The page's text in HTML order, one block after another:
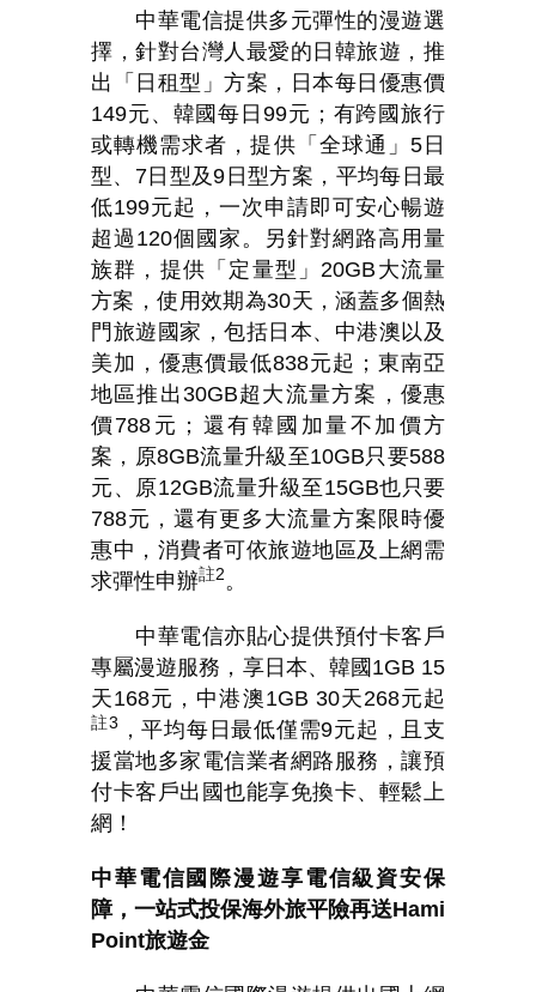
中華電信提供多元彈性的漫遊選
擇，針對台灣人最愛的日韓旅遊，推
出「日租型」方案，日本每日優惠價
149元、韓國每日 99元；有跨國旅行
或轉機需求者，提供「全球通」 5日
型、 7日型及9 日型方案，平均每日最
低199元起，一次申請即可安心暢遊
超過 120個國家。另針對網路高用量
族群，提供「定量型」 20GB 大流量
方案，使用效期為30天，涵蓋多個熱
門旅遊國家，包括日本、中港澳以及
美加，優惠價最低838元起；東南亞
地區推出 30GB超大流量方案，優惠
價788 元；還有韓國加量不加價方
案，原8GB流量升級至10GB只要588
元、原12GB流量升級至15GB也只要
788元，還有更多大流量方案限時優
惠中，消費者可依旅遊地區及上網需
求彈性申辦註2。
中華電信亦貼心提供預付卡客戶
專屬漫遊服務，享日本、韓國 1GB 15
天168元，中港澳1GB 30天268元起
註3 ，平均每日最低僅需9元起，且支
援當地多家電信業者網路服務，讓預
付卡客戶出國也能享免換卡、輕鬆上
網！
中華電信國際漫遊享電信級資安保
障，一站式投保海外旅平險再送Hami
Point旅遊金